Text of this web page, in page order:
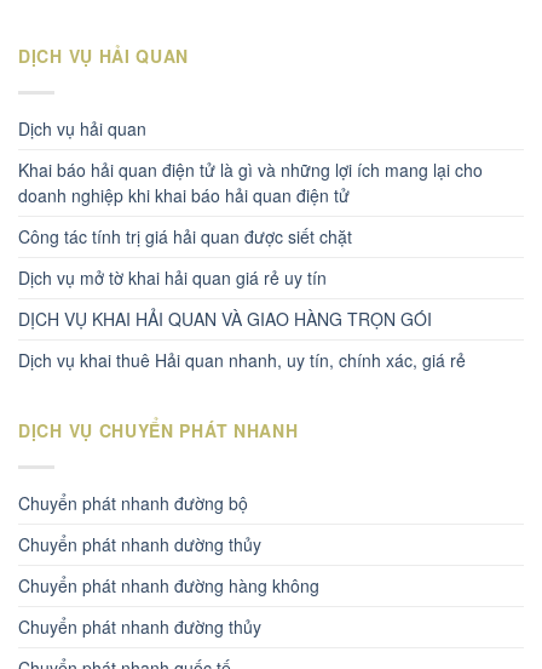
DỊCH VỤ HẢI QUAN
Dịch vụ hải quan
Khai báo hải quan điện tử là gì và những lợi ích mang lại cho
doanh nghiệp khi khai báo hải quan điện tử
Công tác tính trị giá hải quan được siết chặt
Dịch vụ mở tờ khai hải quan giá rẻ uy tín
DỊCH VỤ KHAI HẢI QUAN VÀ GIAO HÀNG TRỌN GÓI
Dịch vụ khai thuê Hải quan nhanh, uy tín, chính xác, giá rẻ
DỊCH VỤ CHUYỂN PHÁT NHANH
Chuyển phát nhanh đường bộ
Chuyển phát nhanh dường thủy
Chuyển phát nhanh đường hàng không
Chuyển phát nhanh đường thủy